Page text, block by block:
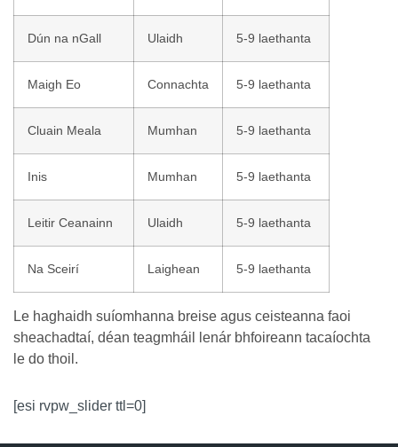
Dún na nGall Ulaidh 5-9 laethanta
Maigh Eo Connachta 5-9 laethanta
Cluain Meala Mumhan 5-9 laethanta
Inis Mumhan 5-9 laethanta
Leitir Ceanainn Ulaidh 5-9 laethanta
Na Sceirí Laighean 5-9 laethanta
Le haghaidh suíomhanna breise agus ceisteanna faoi
sheachadtaí, déan teagmháil lenár bhfoireann tacaíochta
le do thoil.
[esi rvpw_slider ttl=0]